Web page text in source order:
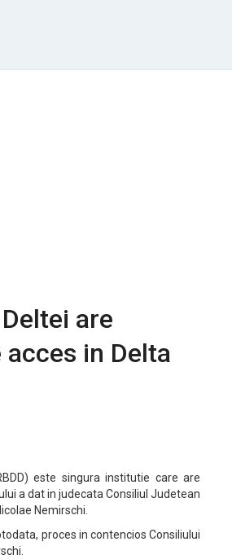
are
in Delta
este singura institutie care are
a dat in judecata Consiliul Judetean
Nemirschi.
proces in contencios Consiliului